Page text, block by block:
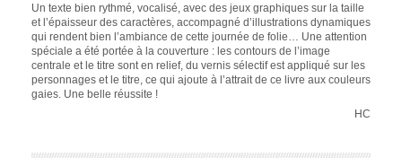
Un texte bien rythmé, vocalisé, avec des jeux graphiques sur la taille
et l’épaisseur des caractères, accompagné d’illustrations dynamiques
qui rendent bien l’ambiance de cette journée de folie… Une attention
spéciale a été portée à la couverture : les contours de l’image
centrale et le titre sont en relief, du vernis sélectif est appliqué sur les
personnages et le titre, ce qui ajoute à l’attrait de ce livre aux couleurs
gaies. Une belle réussite !
HC